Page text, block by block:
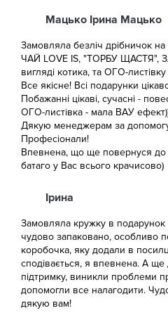
Мацько Ірина Мацько
Замовляла безліч дрібничок
ЧАЙ LOVE IS, "ТОРБУ ЩАСТЯ",
вигляді котика, та ОГО-листівку
Все якісне! Всі подарунки
Побажанні цікаві, сучасні -
ОГО-листівка - мала ВАУ
Дякую менеджерам за
Професіонали!
Впевнена, що ще повернуся
батаго у Вас всього крачисово)
Ірина
Замовляла кружку в
чудово запаковано, особливо
коробочка, яку додали в
сподівається, я впевнена. А ще
підтримку, виникли проблеми
допомогли все налагодити.
дякую вам!